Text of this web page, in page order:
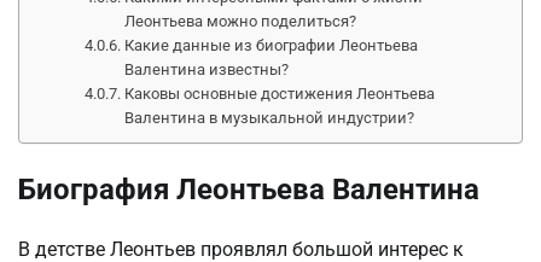
Леонтьева можно поделиться?
Какие данные из биографии Леонтьева
Валентина известны?
Каковы основные достижения Леонтьева
Валентина в музыкальной индустрии?
Биография Леонтьева Валентина
В детстве Леонтьев проявлял большой интерес к